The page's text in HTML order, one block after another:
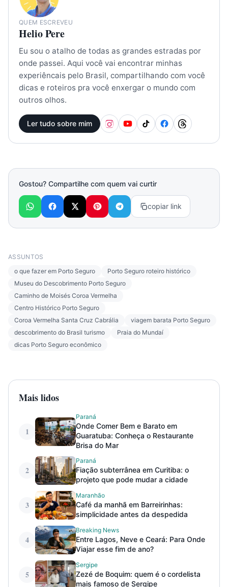
QUEM ESCREVEU
Helio Pere
Eu sou o atalho de todas as grandes estradas por
onde passei. Aqui você vai encontrar minhas
experiêncais pelo Brasil, compartilhando com você
dicas e roteiros pra você enxergar o mundo com
outros olhos.
Ler tudo sobre mim
Gostou? Compartilhe com quem vai curtir
copiar link
ASSUNTOS
o que fazer em Porto Seguro
Porto Seguro roteiro histórico
Museu do Descobrimento Porto Seguro
Caminho de Moisés Coroa Vermelha
Centro Histórico Porto Seguro
Coroa Vermelha Santa Cruz Cabrália
viagem barata Porto Seguro
descobrimento do Brasil turismo
Praia do Mundaí
dicas Porto Seguro econômico
Mais lidos
1
Paraná
Onde Comer Bem e Barato em
Guaratuba: Conheça o Restaurante
Brisa do Mar
2
Paraná
Fiação subterrânea em Curitiba: o
projeto que pode mudar a cidade
3
Maranhão
Café da manhã em Barreirinhas:
simplicidade antes da despedida
4
Breaking News
Entre Lagos, Neve e Ceará: Para Onde
Viajar esse fim de ano?
5
Sergipe
Zezé de Boquim: quem é o cordelista
mais famoso de Sergipe